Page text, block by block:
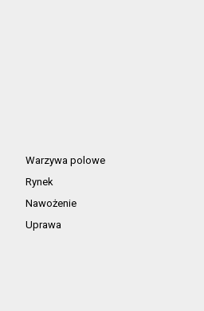
Warzywa polowe
Rynek
Nawożenie
Uprawa